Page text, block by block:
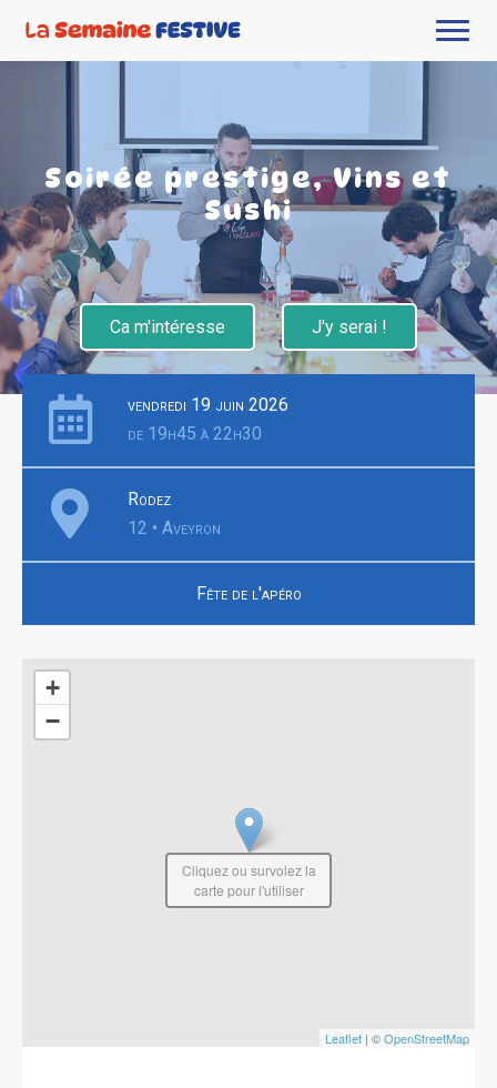
Soirée prestige, Vins et
Sushi
Ca m'intéresse J'y serai !
vendredi 19 juin 2026
de 19h45 à 22h30
Rodez
12 • Aveyron
Fête de l'apéro
+
−
Leaflet | ©OpenStreetMap
Cliquez ou survolez la
carte pour l'utiliser